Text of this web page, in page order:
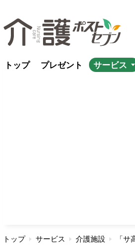
トップ プレゼント サービス
トップ サービス 介護施設